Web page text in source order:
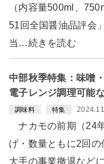
（内容量500ml、
51回全国醤油品評会
当…続きを読む
中部秋季特集：味噌
電子レンジ調理可能
調味料 特集
ナカモの前期（24
げ・数量ともに2回の
大手の事業撤退など